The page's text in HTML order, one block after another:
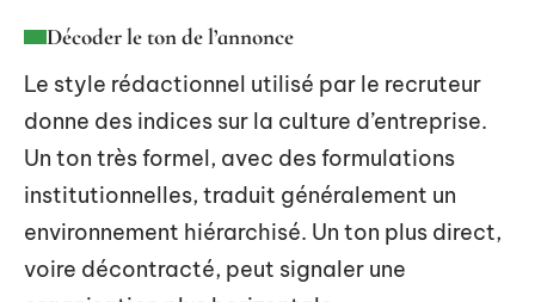
Décoder le ton de l’annonce
Le style rédactionnel utilisé par le recruteur
donne des indices sur la culture d’entreprise.
Un ton très formel, avec des formulations
institutionnelles, traduit généralement un
environnement hiérarchisé. Un ton plus direct,
voire décontracté, peut signaler une